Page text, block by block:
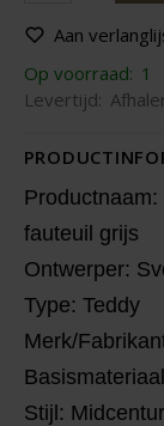
Aan
Op voorraad: 1
Levertijd:
fauteuil grijs
Ontwerper:
Type: Teddy
Merk/
Stijl: